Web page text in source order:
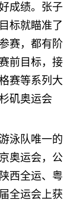
成绩。张子
标就瞄准了
赛，都有阶
前目标，接
赛等系列大
矶奥运会
泳队唯一的
奥运会，公
西全运、粤
全运会上获